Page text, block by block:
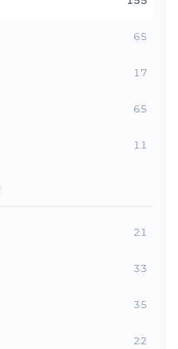
65
17
65
11
21
33
35
22